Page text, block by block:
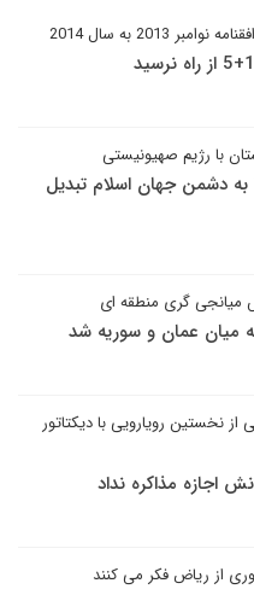
2013 به سال 2014
با رژیم صهیونیستی
دشمن جهان اسلام تبدیل
میانجی گری منطقه ای
میان عمان و سوریه شد
نخستین رویارویی با دیکتاتور
اجازه مذاکره نداد
از ریاض فکر می کنند